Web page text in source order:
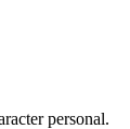
personal.